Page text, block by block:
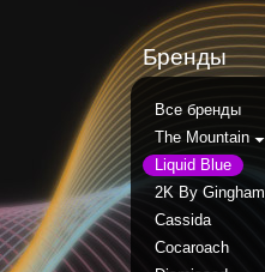
Бренды
Все бренды
The Mountain
Liquid Blue
2K By Gingham
Cassida
Cocaroach